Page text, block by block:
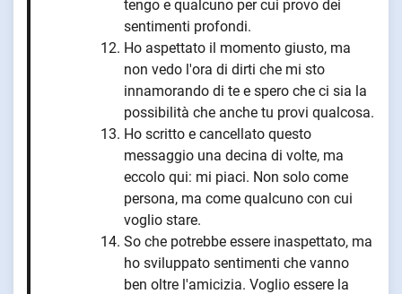
tengo e qualcuno per cui provo dei
sentimenti profondi.
Ho aspettato il momento giusto, ma
non vedo l'ora di dirti che mi sto
innamorando di te e spero che ci sia la
possibilità che anche tu provi qualcosa.
Ho scritto e cancellato questo
messaggio una decina di volte, ma
eccolo qui: mi piaci. Non solo come
persona, ma come qualcuno con cui
voglio stare.
So che potrebbe essere inaspettato, ma
ho sviluppato sentimenti che vanno
ben oltre l'amicizia. Voglio essere la